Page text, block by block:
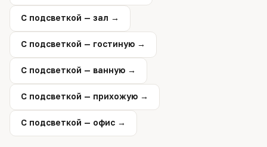
С подсветкой — зал →
С подсветкой — гостиную →
С подсветкой — ванную →
С подсветкой — прихожую →
С подсветкой — офис →